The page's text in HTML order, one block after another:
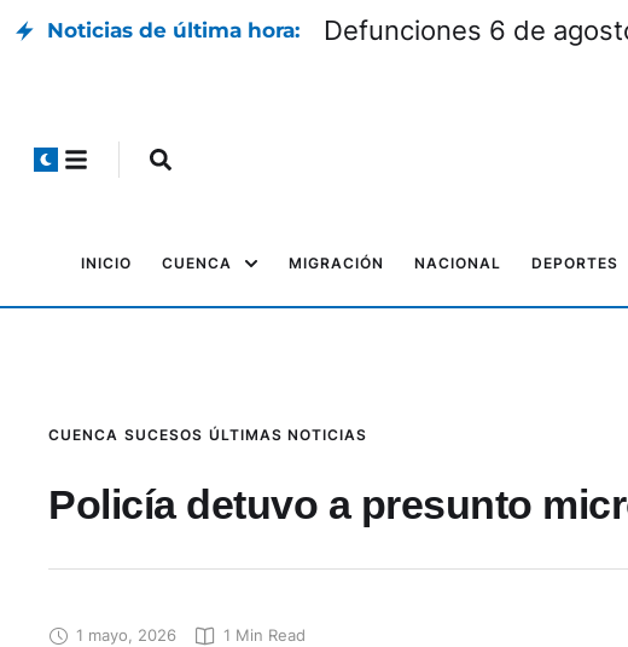
Noticias de última hora: Defunciones 6 de
INICIO CUENCA MIGRACIÓN NACIONAL DEPORTES
CUENCA SUCESOS ÚLTIMAS NOTICIAS
Policía detuvo a presunto
1 mayo, 2026 1 Min Read